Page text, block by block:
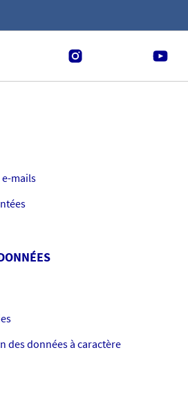
e-mails
des données à caractère